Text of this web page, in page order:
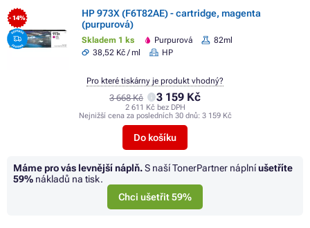
- 14%
HP 973X (F6T82AE) - cartridge, magenta
(purpurová)
Skladem 1 ks Purpurová
82ml
38,52 Kč / ml
HP
3 668 Kč 3 159 Kč
2 611 Kč bez DPH
Nejnižší cena za posledních 30 dnů: 3 159 Kč
Do košíku
Pro které tiskárny je produkt vhodný?
Máme pro vás levnější náplň.S naší TonerPartner náplníušetříte
59% nákladů na tisk.
Chci ušetřit 59%